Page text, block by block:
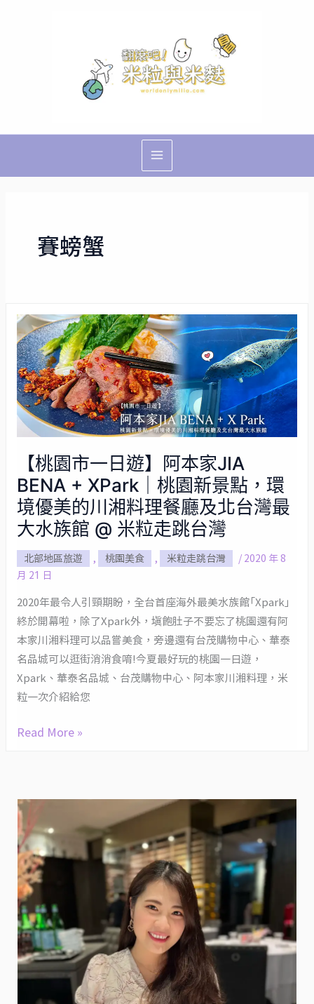
Menu
賽螃蟹
【桃園市一日遊】阿本家JIA
BENA + XPark｜桃園新景點，環
境優美的川湘料理餐廳及北台灣最
大水族館 @ 米粒走跳台灣
北部地區旅遊 , 桃園美食 , 米粒走跳台灣 / 2020 年 8
月 21 日
2020年最令人引頸期盼，全台首座海外最美水族館「Xpark」
終於開幕啦，除了Xpark外，填飽肚子不要忘了桃園還有阿
本家川湘料理可以品嘗美食，旁邊還有台茂購物中心、華泰
名品城可以逛街消消食唷!今夏最好玩的桃園一日遊，
Xpark、華泰名品城、台茂購物中心、阿本家川湘料理，米
粒一次介紹給您
【桃
園
市
一
日
遊】
家
JIA
BENA
+
XPark
｜
桃
園
新
景
點，
環
優
湘
料
理
餐
廳
及
北
台
灣
Read More »